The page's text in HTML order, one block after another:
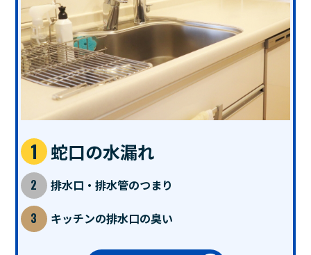
蛇口の水漏れ
排水口・排水管のつまり
キッチンの排水口の臭い